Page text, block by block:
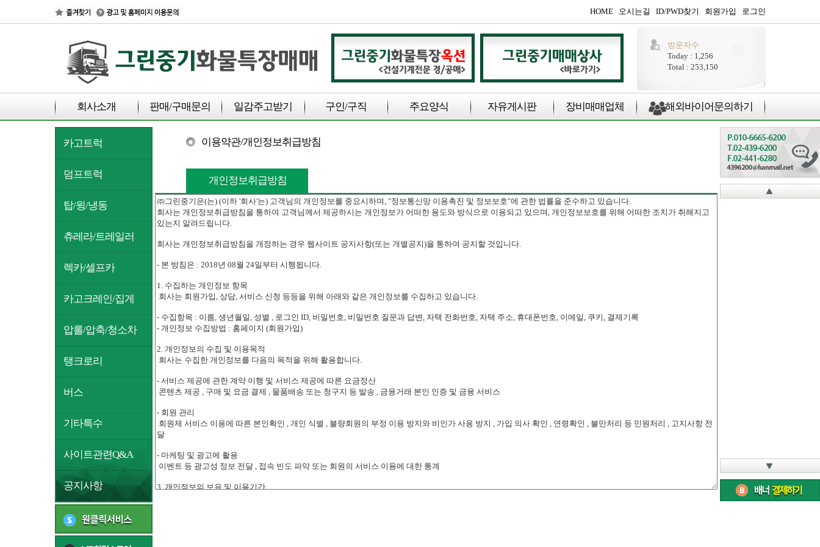
HOME 오시는길 ID/PWD찾기 회원가입 로그인
방문자수
Today : 1,256
Total : 253,150
회사소개 판매/구매문의 일감주고받기 구인/구직 주요양식 자유게시판 장비매매업체 해외바이어문의하기
카고트럭
덤프트럭
탑/윙/냉동
츄레라/트레일러
렉카/셀프카
카고크레인/집게
압롤/압축/청소차
탱크로리
버스
기타특수
사이트관련Q&A
공지사항
이용약관/개인정보취급방침
개인정보취급방침